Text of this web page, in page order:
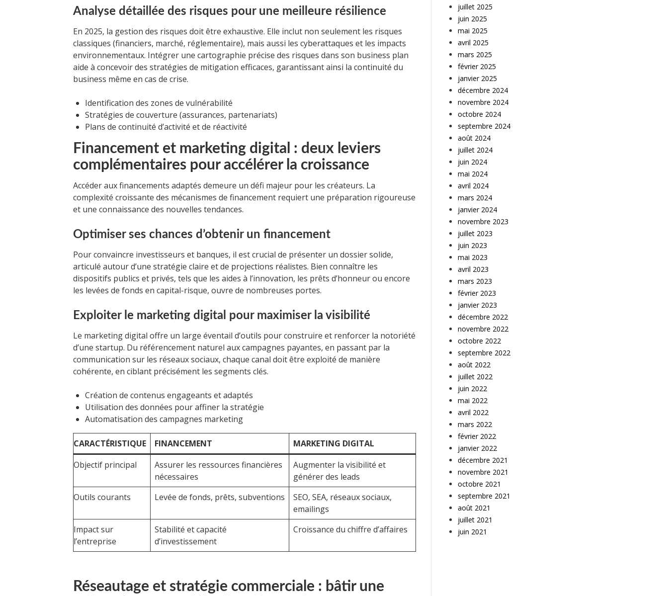
Analyse détaillée des risques pour une meilleure résilience
En 2025, la gestion des risques doit être exhaustive. Elle inclut non seulement les risques
classiques (financiers, marché, réglementaire), mais aussi les cyberattaques et les impacts
environnementaux. Intégrer une cartographie précise des risques dans son business plan
aide à concevoir des stratégies de mitigation efficaces, garantissant ainsi la continuité du
business même en cas de crise.
Identification des zones de vulnérabilité
Stratégies de couverture (assurances, partenariats)
Plans de continuité d’activité et de réactivité
Financement et marketing digital : deux leviers
complémentaires pour accélérer la croissance
Accéder aux financements adaptés demeure un défi majeur pour les créateurs. La
complexité croissante des mécanismes de financement requiert une préparation rigoureuse
et une connaissance des nouvelles tendances.
Optimiser ses chances d’obtenir un financement
Pour convaincre investisseurs et banques, il est crucial de présenter un dossier solide,
articulé autour d’une stratégie claire et de projections réalistes. Bien connaître les
dispositifs publics et privés, tels que les aides à l’innovation, les prêts d’honneur ou encore
les levées de fonds en capital-risque, ouvre de nombreuses portes.
Exploiter le marketing digital pour maximiser la visibilité
Le marketing digital offre un large éventail d’outils pour construire et renforcer la notoriété
d’une startup. Du référencement naturel aux campagnes payantes, en passant par la
communication sur les réseaux sociaux, chaque canal doit être exploité de manière
cohérente, en ciblant précisément les segments clés.
Création de contenus engageants et adaptés
Utilisation des données pour affiner la stratégie
Automatisation des campagnes marketing
CARACTÉRISTIQUE FINANCEMENT
MARKETING DIGITAL
Objectif principal
Assurer les ressources financières
nécessaires
Augmenter la visibilité et
générer des leads
Outils courants
Levée de fonds, prêts, subventions
SEO, SEA, réseaux sociaux,
emailings
Impact sur
l’entreprise
Stabilité et capacité
d’investissement
Croissance du chiffre d’affaires
Réseautage et stratégie commerciale : bâtir une
juillet 2025
juin 2025
mai 2025
avril 2025
mars 2025
février 2025
janvier 2025
décembre 2024
novembre 2024
octobre 2024
septembre 2024
août 2024
juillet 2024
juin 2024
mai 2024
avril 2024
mars 2024
janvier 2024
novembre 2023
juillet 2023
juin 2023
mai 2023
avril 2023
mars 2023
février 2023
janvier 2023
décembre 2022
novembre 2022
octobre 2022
septembre 2022
août 2022
juillet 2022
juin 2022
mai 2022
avril 2022
mars 2022
février 2022
janvier 2022
décembre 2021
novembre 2021
octobre 2021
septembre 2021
août 2021
juillet 2021
juin 2021